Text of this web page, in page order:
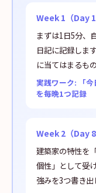
Week 1（Day
まずは1日5分、
日記に記録しま
に当てはまるも
実践ワーク: 「今
を毎晩1つ記録
Week 2（Day
建築家の特性を
個性」として受
強みを3つ書き出